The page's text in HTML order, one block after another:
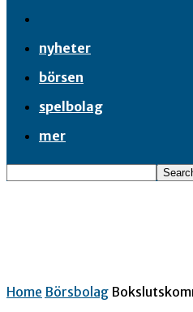
nyheter
börsen
spelbolag
mer
Home Börsbolag